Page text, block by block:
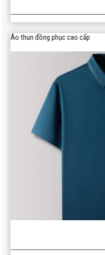
Áo thun đồng phục cao cấp